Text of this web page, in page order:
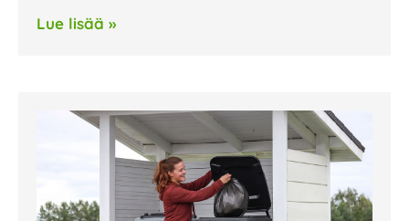
Lue lisää »